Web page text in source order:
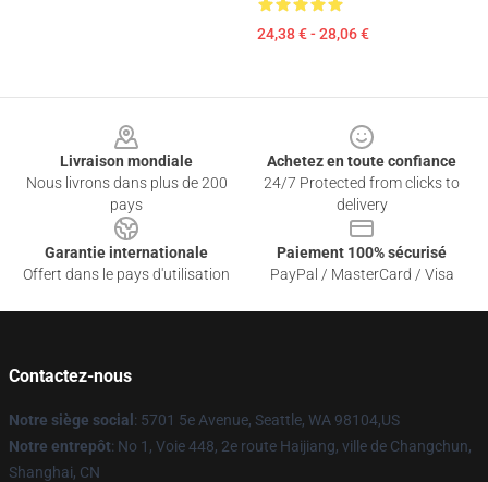
24,38 € - 28,06 €
Livraison mondiale
Nous livrons dans plus de 200
pays
Achetez en toute confiance
24/7 Protected from clicks to
delivery
Garantie internationale
Offert dans le pays d'utilisation
Paiement 100% sécurisé
PayPal / MasterCard / Visa
Contactez-nous
Notre siège social : 5701 5e Avenue, Seattle, WA 98104,US
Notre entrepôt: No 1, Voie 448, 2e route Haijiang, ville de Changchun,
Shanghai, CN